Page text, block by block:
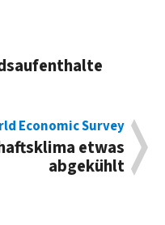
Economic Survey
etwas
abgekühlt